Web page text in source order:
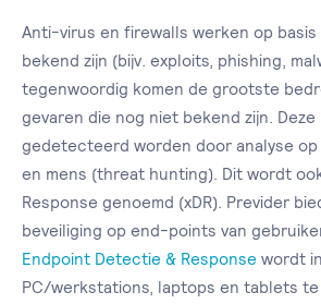
Anti-virus en firewalls werken op basis
bekend zijn (bijv. exploits, phishing,
tegenwoordig komen de grootste
gevaren die nog niet bekend zijn. Deze
gedetecteerd worden door analyse op
en mens (threat hunting). Dit wordt
Response genoemd (xDR). Previder
beveiliging op end-points van
Endpoint Detectie & Response wordt
PC/werkstations, laptops en tablets